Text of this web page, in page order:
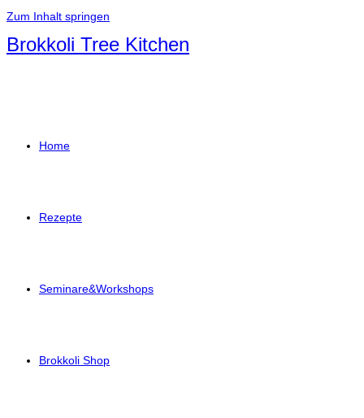
Zum Inhalt springen
Brokkoli Tree Kitchen
Home
Rezepte
Seminare&Workshops
Brokkoli Shop